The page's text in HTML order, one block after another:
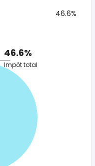
46.6%
46.6%
Impôt total